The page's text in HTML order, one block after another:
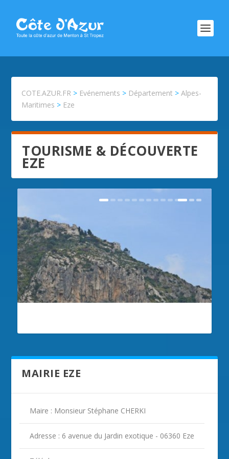
COTE.AZUR.FR > Evénements > Département >Alpes-
Maritimes > Eze
TOURISME & DÉCOUVERTE
EZE
MAIRIE EZE
Maire : Monsieur Stéphane CHERKI
Adresse : 6 avenue du Jardin exotique - 06360 Eze